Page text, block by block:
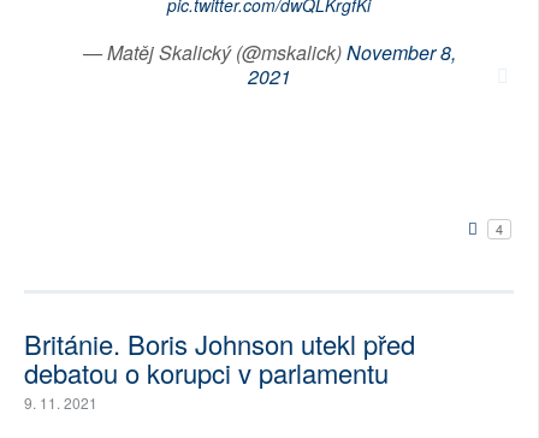
— Matěj Skalický (@mskalick)November 8,
2021
4
Británie. Boris Johnson utekl před
debatou o korupci v parlamentu
9. 11. 2021